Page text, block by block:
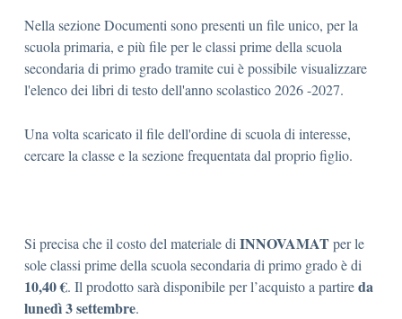
Nella sezione Documenti sono presenti un file unico, per la
scuola primaria, e più file per le classi prime della scuola
secondaria di primo grado tramite cui è possibile visualizzare
l'elenco dei libri di testo dell'anno scolastico 2026 -2027.
Una volta scaricato il file dell'ordine di scuola di interesse,
cercare la classe e la sezione frequentata dal proprio figlio.
Si precisa che il costo del materiale di INNOVAMATper le
sole classi prime della scuola secondaria di primo grado è di
10,40 €. Il prodotto sarà disponibile per l’acquisto a partireda
lunedì 3 settembre.